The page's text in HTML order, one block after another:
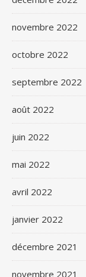
novembre 2022
octobre 2022
septembre 2022
août 2022
juin 2022
mai 2022
avril 2022
janvier 2022
décembre 2021
novembre 2021